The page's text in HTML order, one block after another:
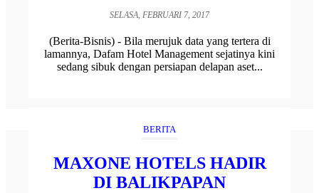
SELASA, FEBRUARI 7, 2017
(Berita-Bisnis) - Bila merujuk data yang tertera di
lamannya, Dafam Hotel Management sejatinya kini
sedang sibuk dengan persiapan delapan aset...
BERITA
MAXONE HOTELS HADIR
DI BALIKPAPAN